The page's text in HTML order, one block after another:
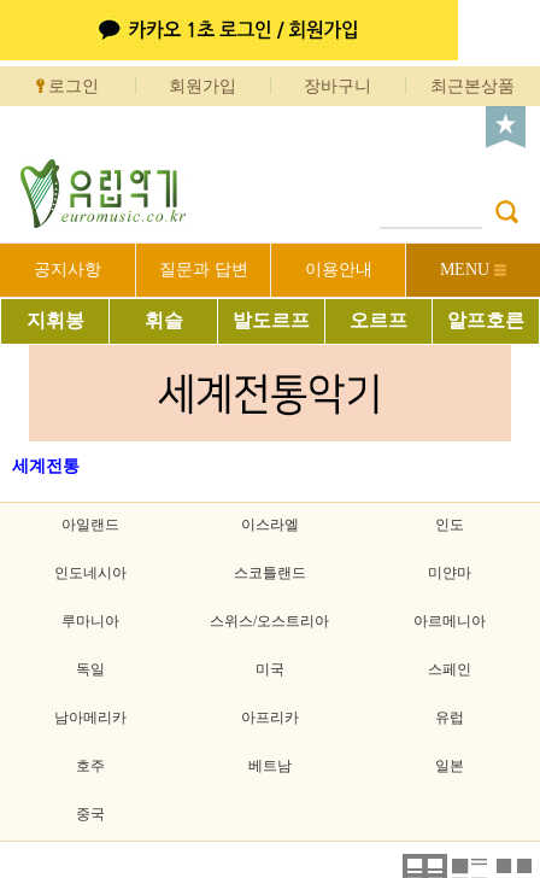
로그인 회원가입 장바구니 최근본상품
공지사항 질문과 답변 이용안내 MENU
지휘봉 휘슬 발도르프 오르프 알프호른
세계전통
아일랜드 이스라엘 인도
인도네시아 스코틀랜드 미얀마
루마니아 스위스/오스트리아 아르메니아
독일 미국 스페인
남아메리카 아프리카 유럽
호주 베트남 일본
중국